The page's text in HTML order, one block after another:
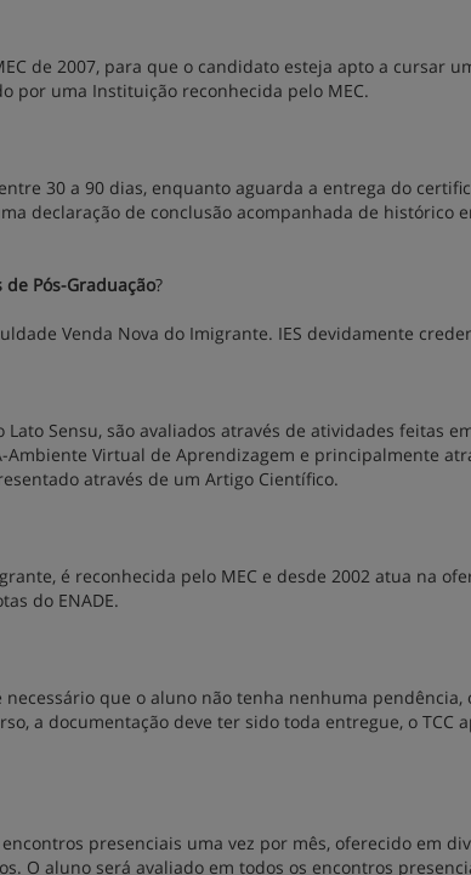
de 2007, para que o candidato esteja apto a cursar
por uma Instituição reconhecida pelo MEC.
30 a 90 dias, enquanto aguarda a entrega do
declaração de conclusão acompanhada de histórico
Pós-Graduação?
Venda Nova do Imigrante. IES devidamente
Lato Sensu, são avaliados através de atividades feitas
Ambiente Virtual de Aprendizagem e principalmente
através de um Artigo Científico.
é reconhecida pelo MEC e desde 2002 atua na
do ENADE.
necessário que o aluno não tenha nenhuma
a documentação deve ter sido toda entregue, o TCC
presenciais uma vez por mês, oferecido em
O aluno será avaliado em todos os encontros